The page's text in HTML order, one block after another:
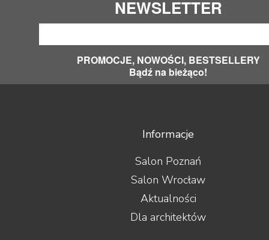
NEWSLETTER
PROMOCJE, NOWOŚCI, BESTSELLERY
Bądź na bieżąco!
Informacje
Salon Poznań
Salon Wrocław
Aktualności
Dla architektów